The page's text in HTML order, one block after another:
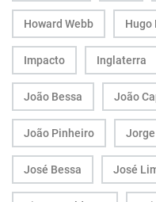
Howard Webb Hugo
Impacto Inglaterra
João Bessa João
João Pinheiro
José Bessa José